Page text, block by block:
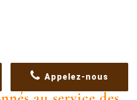
Appelez-nous